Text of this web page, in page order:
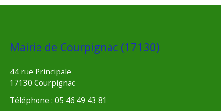
Mairie de Courpignac (17130)
44 rue Principale
17130 Courpignac
Téléphone : 05 46 49 43 81